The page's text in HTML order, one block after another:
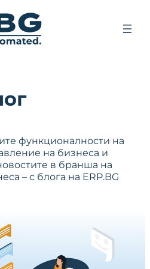
функционалности на
на бизнеса и
в бранша на
– с блога на ERP.BG